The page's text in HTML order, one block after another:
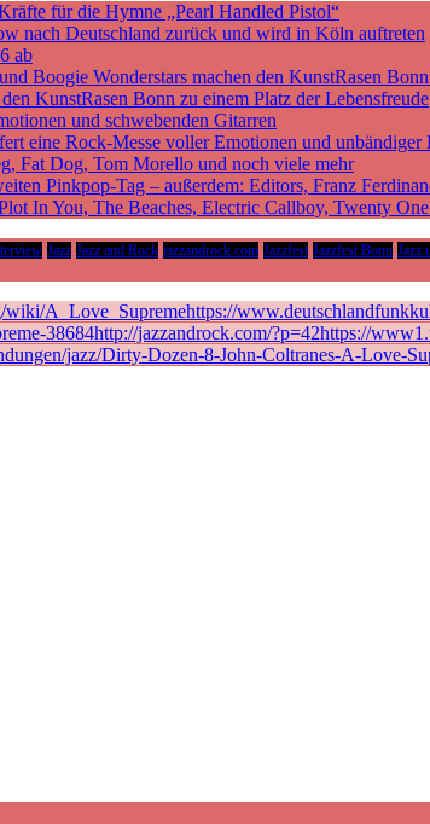
für die Hymne „Pearl Handled Pistol“
nach Deutschland zurück und wird in Köln auftreten
ab
Boogie Wonderstars machen den KunstRasen
KunstRasen Bonn zu einem Platz der Lebensfreude
und schwebenden Gitarren
eine Rock-Messe voller Emotionen und unbändiger
Fat Dog, Tom Morello und noch viele mehr
Pinkpop-Tag – außerdem: Editors, Franz
In You, The Beaches, Electric Callboy, Twenty
Jazz Jazz and Rock jazzandrock.com Jazzfest Jazzfest Bonn Jazz
A_Love_Supremehttps://
38684http://jazzandrock.com/?p=42https://
jazz/Dirty-Dozen-8-John-Coltranes-A-Love-